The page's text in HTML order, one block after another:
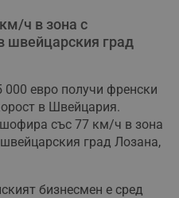
ч в зона с
швейцарския град
000 евро получи френски
в Швейцария.
със 77 км/ч в зона
град Лозана,
бизнесмен е сред